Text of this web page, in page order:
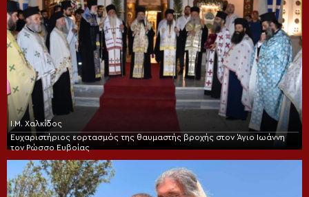
Ι.Μ. Χαλκίδος
Ευχαριστήριος εορτασμός της θαυμαστής βροχής στον Άγιο Ιωάννη
τον Ρώσσο Ευβοίας